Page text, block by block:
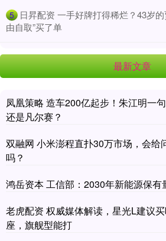
5 日昇配资 一手好牌打得稀烂？43岁
由自取”买了单
最新文章
凤凰策略 造车200亿起步！朱江明一
还是凡尔赛？
双融网 小米澎程直扑30万市场，会给
吗？
鸿岳资本 工信部：2030年新能源保
老虎配资 权威媒体解读，星光L建议
座，旗舰型能打